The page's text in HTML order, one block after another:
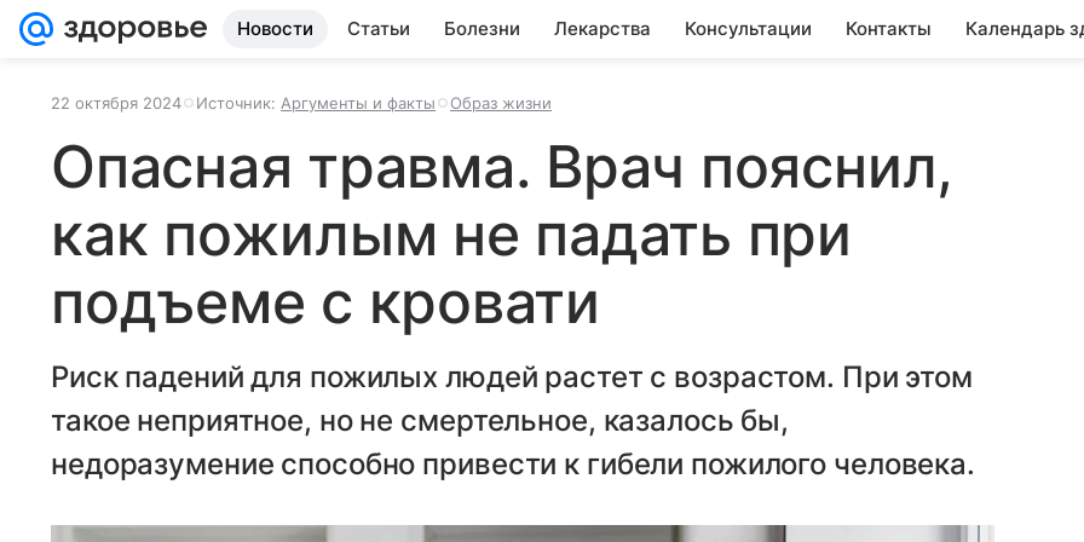
Новости Статьи Болезни Лекарства Консультации Контакты Календарь
22 октября 2024 Источник: Аргументы и факты Образ жизни
Опасная травма. Врач пояснил,
как пожилым не падать при
подъеме с кровати
Риск падений для пожилых людей растет с возрастом. При этом
такое неприятное, но не смертельное, казалось бы,
недоразумение способно привести к гибели пожилого человека.